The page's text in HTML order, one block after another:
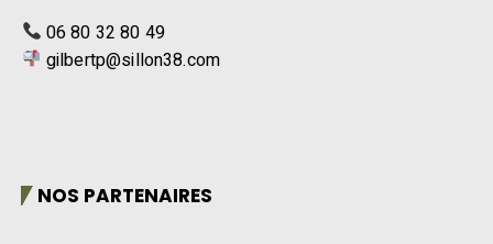
06 80 32 80 49
gilbertp@sillon38.com
NOS PARTENAIRES